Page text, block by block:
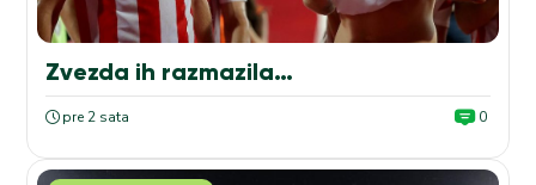
Zvezda ih razmazila…
pre 2 sata 0